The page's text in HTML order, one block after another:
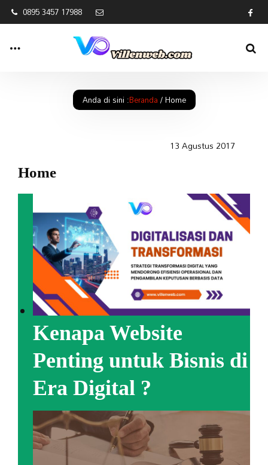
0895 3457 17988
Anda di sini :Beranda/Home
13 Agustus 2017
Home
Kenapa Website
Penting untuk Bisnis di
Era Digital ?